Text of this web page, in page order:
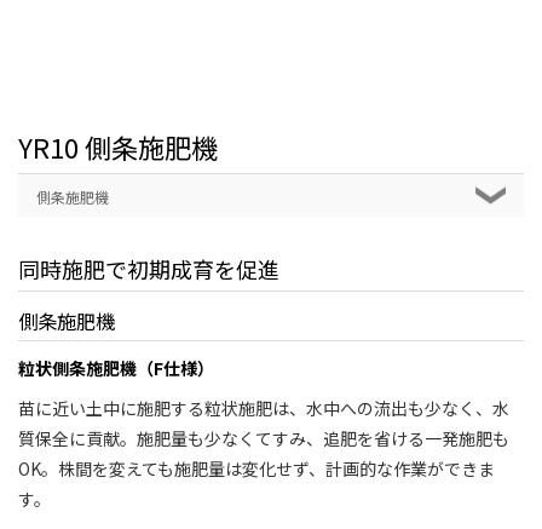
YR10 側条施肥機
側条施肥機
同時施肥で初期成育を促進
側条施肥機
粒状側条施肥機（F仕様）
苗に近い土中に施肥する粒状施肥は、水中への流出も少なく、水
質保全に貢献。施肥量も少なくてすみ、追肥を省ける一発施肥も
OK。株間を変えても施肥量は変化せず、計画的な作業ができま
す。